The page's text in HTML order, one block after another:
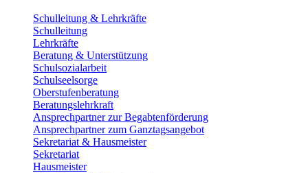
Schulleitung & Lehrkräfte
Schulleitung
Lehrkräfte
Beratung & Unterstützung
Schulsozialarbeit
Schulseelsorge
Oberstufenberatung
Beratungslehrkraft
Ansprechpartner zur Begabtenförderung
Ansprechpartner zum Ganztagsangebot
Sekretariat & Hausmeister
Sekretariat
Hausmeister